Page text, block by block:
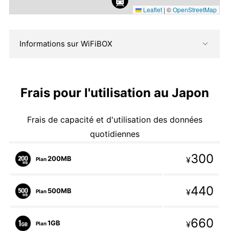
Leaflet | ©OpenStreetMap
Informations sur WiFiBOX
Frais pour l'utilisation au Japon
Frais de capacité et d'utilisation des données
quotidiennes
Plan200MB ¥300
Plan 500MB ¥440
Plan1GB ¥660